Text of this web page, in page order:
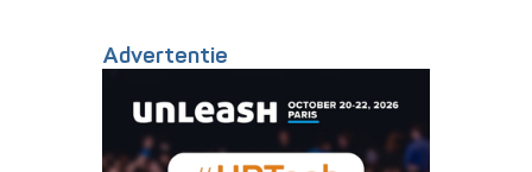
Advertentie